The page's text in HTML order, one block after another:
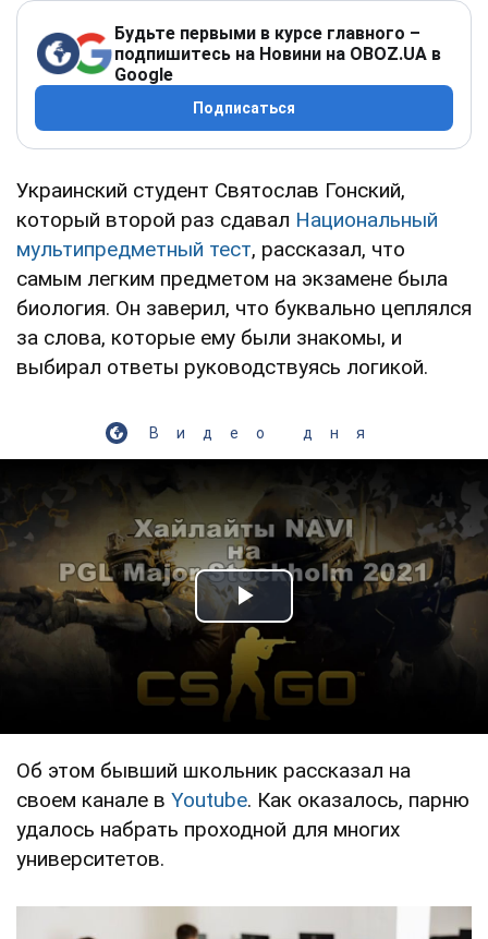
Будьте первыми в курсе главного –
подпишитесь на Новини на OBOZ.UA в
Google
Подписаться
Украинский студент Святослав Гонский,
который второй раз сдавал Национальный
мультипредметный тест, рассказал, что
самым легким предметом на экзамене была
биология. Он заверил, что буквально цеплялся
за слова, которые ему были знакомы, и
выбирал ответы руководствуясь логикой.
Видео дня
Play Video
Об этом бывший школьник рассказал на
своем канале в Youtube. Как оказалось, парню
удалось набрать проходной для многих
университетов.